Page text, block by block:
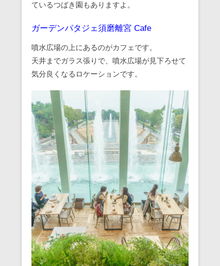
ているつばき園もありますよ。
ガーデンパタジェ須磨離宮 Cafe
噴水広場の上にあるのがカフェです。
天井までガラス張りで、噴水広場が見下ろせて
気分良くなるロケーションです。